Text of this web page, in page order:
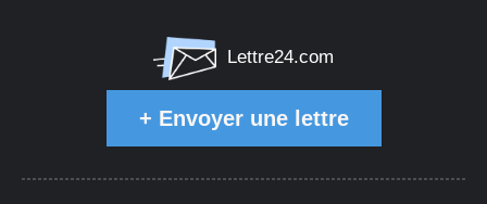
Lettre24.com
+ Envoyer une lettre